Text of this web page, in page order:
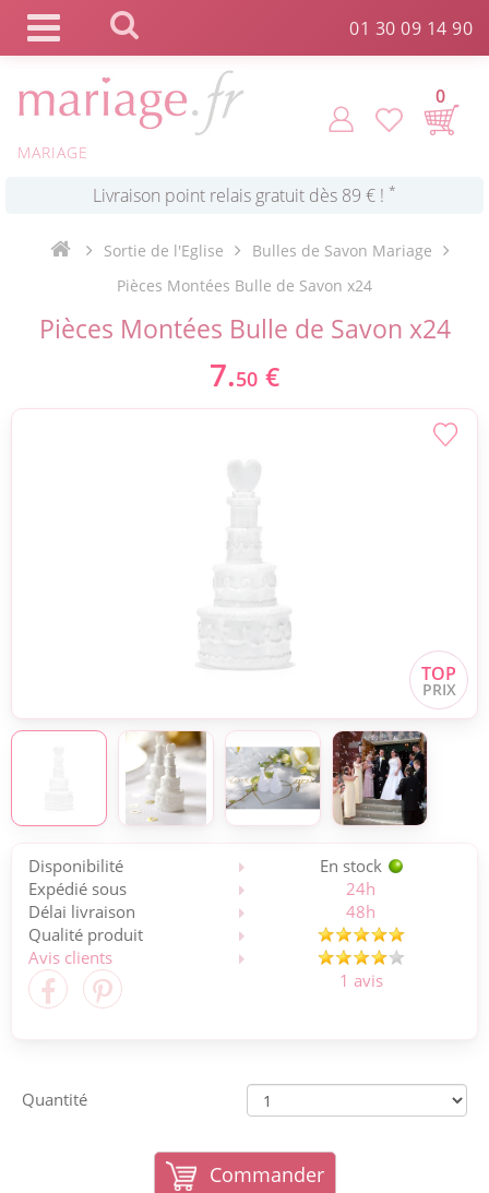
01 30 09 14 90
MARIAGE
0
Commande expédiée en 24h !
Payez votre commande en 4X sans frais
Sortie de l'Eglise
Bulles de Savon Mariage
Pièces Montées Bulle de Savon x24
Pièces Montées Bulle de Savon x24
7.50 €
Disponibilité
En stock
Expédié sous
24h
Délai livraison
48h
Qualité produit
Avis clients
1 avis
Quantité
Commander
Panneau de gestion des cookies